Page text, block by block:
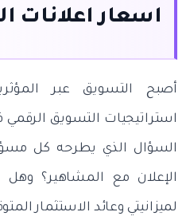
اسعار اعلانات
أصبح التسويق عبر
استراتيجيات التسويق
السؤال الذي يطرحه كل
الإعلان مع المشاهير؟
لميزانيتي وعائد الاستثمار